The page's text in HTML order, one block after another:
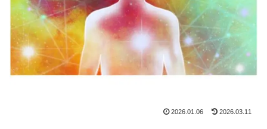
2026.01.06 2026.03.11